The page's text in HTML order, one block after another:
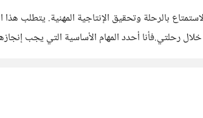
بالرحلة وتحقيق الإنتاجية المهنية. يتطلب
رحلتي.فأنا أحدد المهام الأساسية التي يجب